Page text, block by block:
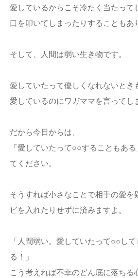
愛しているからこそ冷たく当たって
口を叩いてしまったりすることもあ
そして、人間は弱い生き物です。
愛していたって優しくなれないとき
愛しているのにワガママを言ってし
だから今日からは、
「愛していたって○○することもあ
てください。
そうすれば小さなことで相手の愛を
ビを入れたりせずに済みますよ。
「人間弱い。愛していたって○○し
る！」
こう考えれば不幸のどん底に落ちる